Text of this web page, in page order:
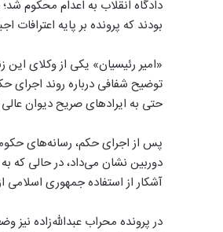
دادگاه انقلاب به اعدام محکوم
بودند که پرونده بر پایه
«امیر رئیسیان» یکی از وکلای
توضیح شفافی درباره روند اجرای
حتی به ایرادهای صریح دیوان
پس از اجرای حکم، رسانه‌های
دوربین نشان می‌داد، در حالی که
آشکار از استفاده جمهوری